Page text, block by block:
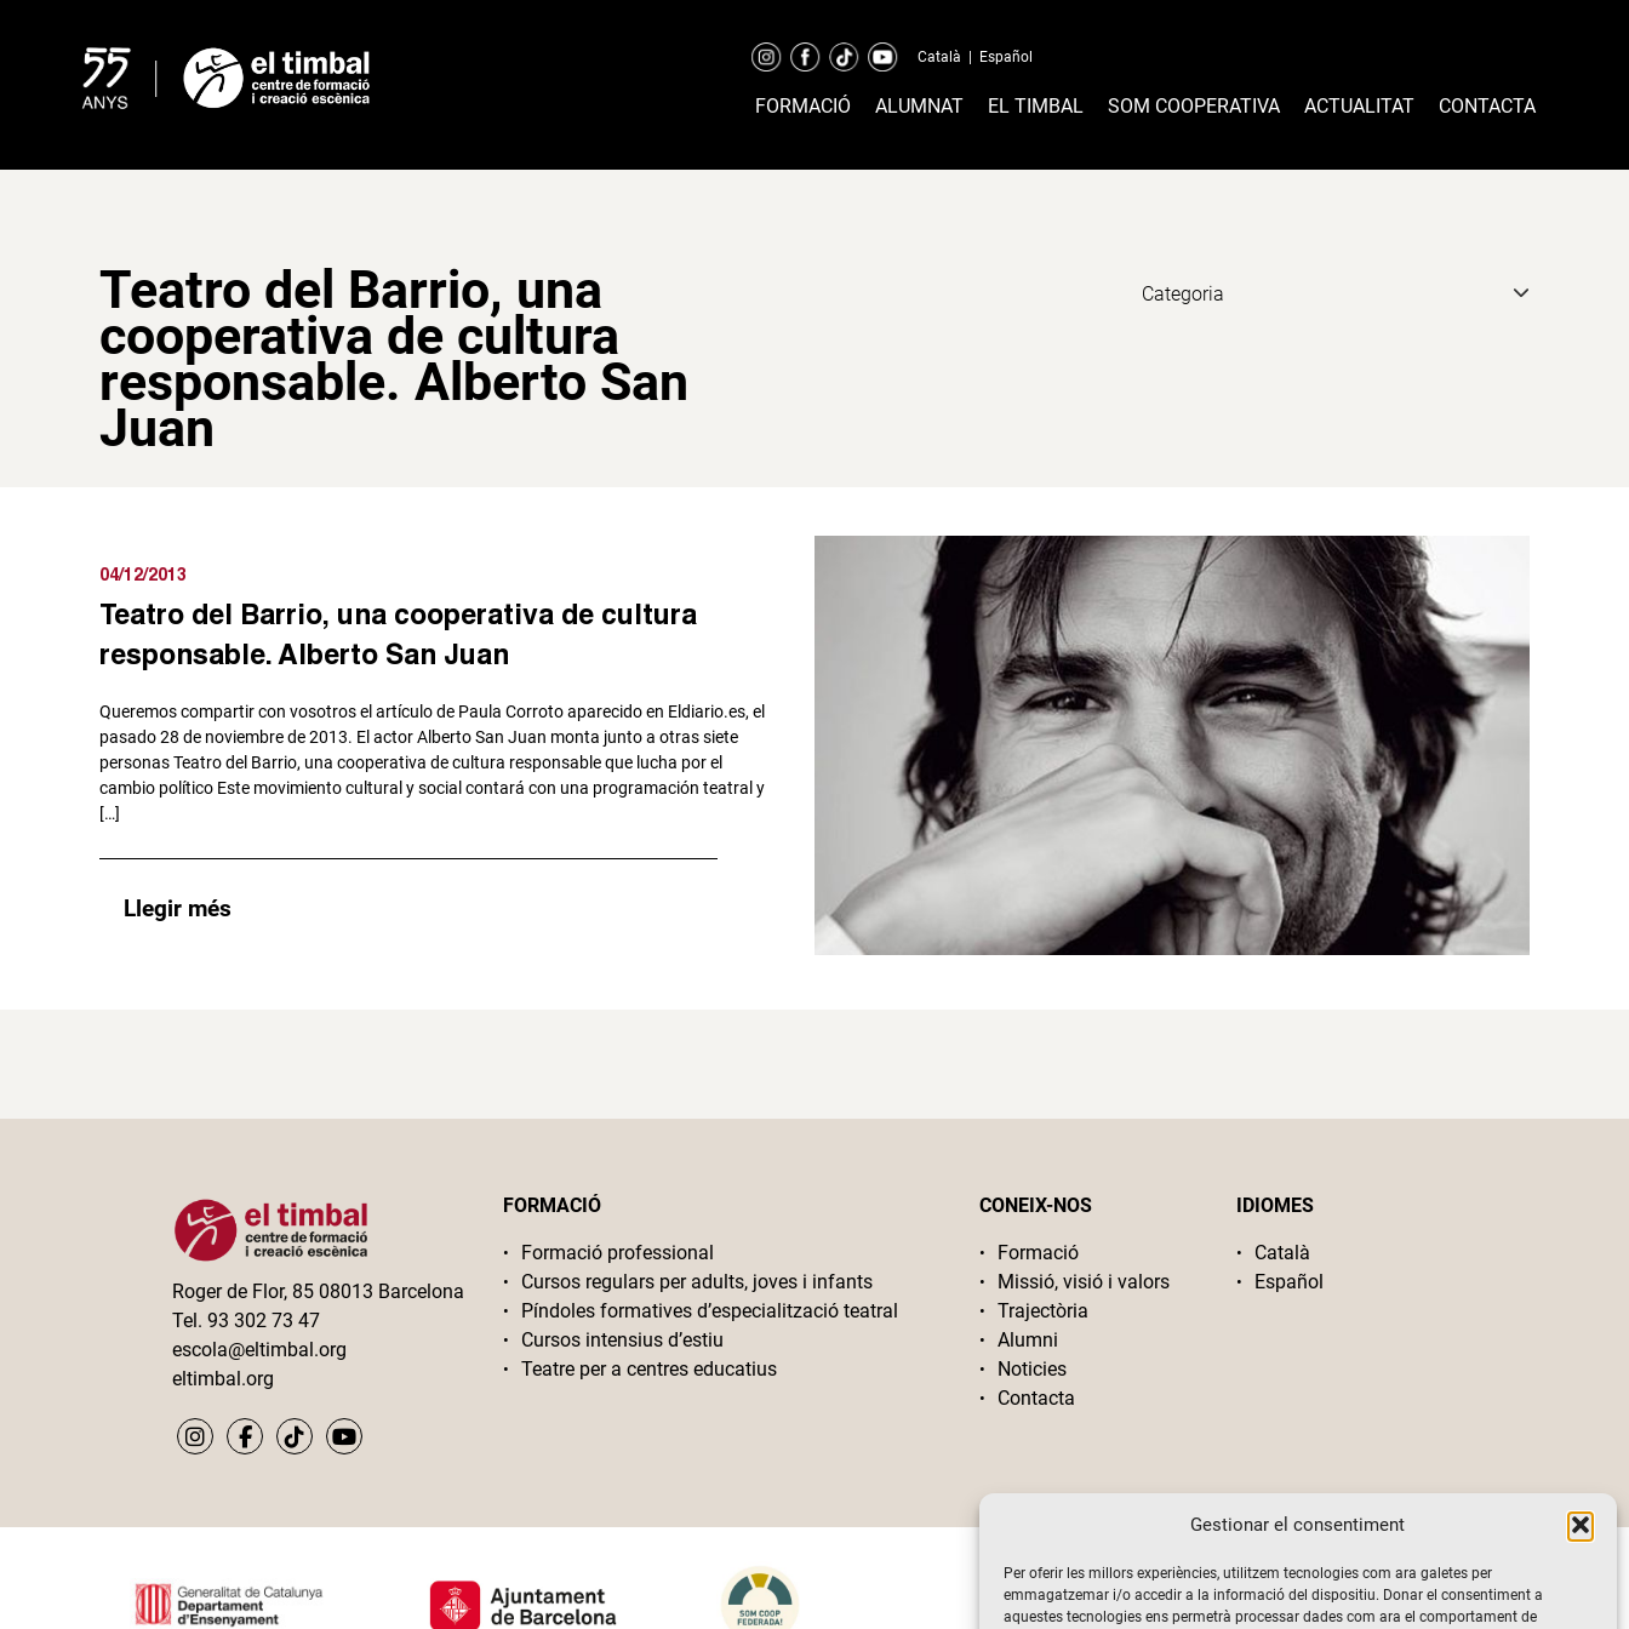
Gestionar el consentiment
Per oferir les millors experiències, utilitzem tecnologies com ara galetes per
emmagatzemar i/o accedir a la informació del dispositiu. Donar el consentiment a
aquestes tecnologies ens permetrà processar dades com ara el comportament de
Català Español
FORMACIÓ ALUMNAT EL TIMBAL SOM COOPERATIVA ACTUALITAT CONTACTA
Teatro del Barrio, una
cooperativa de cultura
responsable. Alberto San
Juan
04/12/2013
Teatro del Barrio, una cooperativa de cultura
responsable. Alberto San Juan
Queremos compartir con vosotros el artículo de Paula Corroto aparecido en Eldiario.es, el
pasado 28 de noviembre de 2013. El actor Alberto San Juan monta junto a otras siete
personas Teatro del Barrio, una cooperativa de cultura responsable que lucha por el
cambio político Este movimiento cultural y social contará con una programación teatral y
[…]
Llegir més
Roger de Flor, 85 08013 Barcelona
Tel. 93 302 73 47
escola@eltimbal.org
eltimbal.org
FORMACIÓ
Formació professional
Cursos regulars per adults, joves i infants
Píndoles formatives d’especialització teatral
Cursos intensius d’estiu
Teatre per a centres educatius
CONEIX-NOS
Formació
Missió, visió i valors
Trajectòria
Alumni
Noticies
Contacta
IDIOMES
Català
Español